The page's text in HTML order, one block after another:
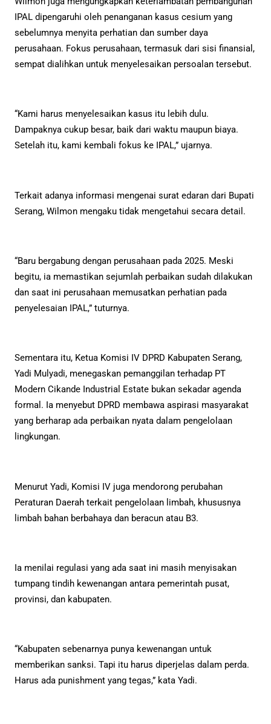
IPAL dipengaruhi oleh penanganan kasus cesium yang
sebelumnya menyita perhatian dan sumber daya
perusahaan. Fokus perusahaan, termasuk dari sisi finansial,
sempat dialihkan untuk menyelesaikan persoalan tersebut.
“Kami harus menyelesaikan kasus itu lebih dulu.
Dampaknya cukup besar, baik dari waktu maupun biaya.
Setelah itu, kami kembali fokus ke IPAL,” ujarnya.
Terkait adanya informasi mengenai surat edaran dari Bupati
Serang, Wilmon mengaku tidak mengetahui secara detail.
“Baru bergabung dengan perusahaan pada 2025. Meski
begitu, ia memastikan sejumlah perbaikan sudah dilakukan
dan saat ini perusahaan memusatkan perhatian pada
penyelesaian IPAL,” tuturnya.
Sementara itu, Ketua Komisi IV DPRD Kabupaten Serang,
Yadi Mulyadi, menegaskan pemanggilan terhadap PT
Modern Cikande Industrial Estate bukan sekadar agenda
formal. Ia menyebut DPRD membawa aspirasi masyarakat
yang berharap ada perbaikan nyata dalam pengelolaan
lingkungan.
Menurut Yadi, Komisi IV juga mendorong perubahan
Peraturan Daerah terkait pengelolaan limbah, khususnya
limbah bahan berbahaya dan beracun atau B3.
Ia menilai regulasi yang ada saat ini masih menyisakan
tumpang tindih kewenangan antara pemerintah pusat,
provinsi, dan kabupaten.
“Kabupaten sebenarnya punya kewenangan untuk
memberikan sanksi. Tapi itu harus diperjelas dalam perda.
Harus ada punishment yang tegas,” kata Yadi.